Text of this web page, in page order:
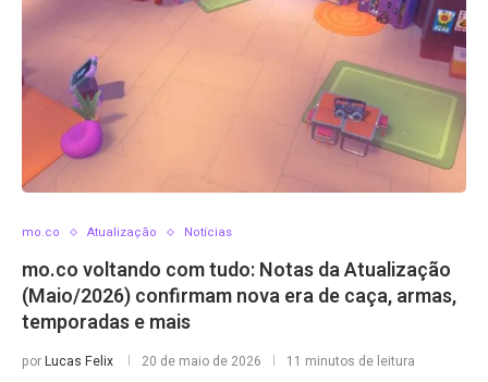
mo.co Atualização Notícias
mo.co voltando com tudo: Notas da Atualização
(Maio/2026) confirmam nova era de caça, armas,
temporadas e mais
porLucas Felix 20 de maio de 2026 11 minutos de leitura